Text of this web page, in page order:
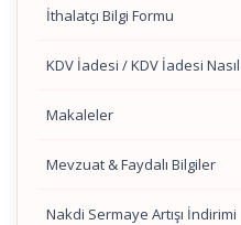
İthalatçı Bilgi Formu
KDV İadesi / KDV İadesi Nasıl
Makaleler
Mevzuat & Faydalı Bilgiler
Nakdi Sermaye Artışı İndirimi